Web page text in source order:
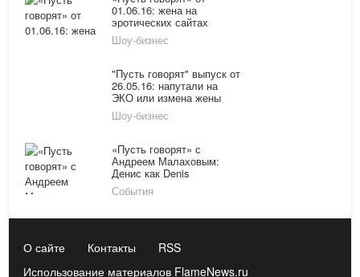
01.06.16: жена на
эротических сайтах
знакомств, а муж
воспитывает ребенка
Шоу-бизнес
"Пусть говорят" выпуск от
26.05.16: напутали на
ЭКО или измена жены
Шоу-бизнес
«Пусть говорят» с
Андреем Малаховым:
Денис как Denis
События
О сайте Контакты
RSS
Использование материалов FlameNews.ru